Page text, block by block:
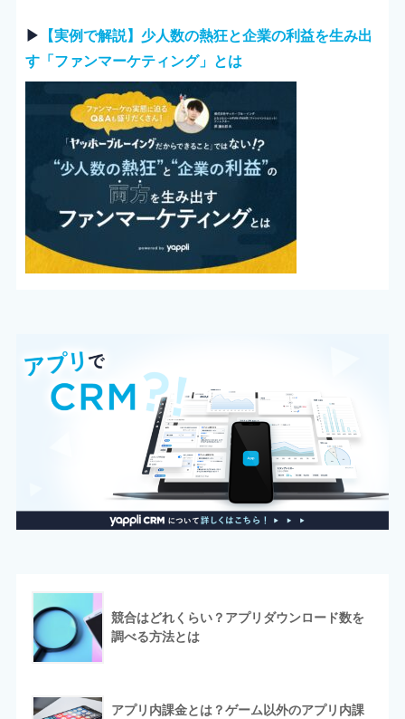
▶︎
【実例で解説】少人数の熱狂と企業の利益を生み出
す「ファンマーケティング」とは
競合はどれくらい？アプリダウンロード数を
調べる方法とは
アプリ内課金とは？ゲーム以外のアプリ内課